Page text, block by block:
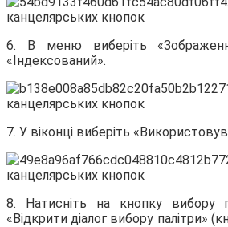
6. В меню виберіть
«Індексований».
7. У віконці виберіть
8. Натисніть на кнопку вибору
«Відкрити діалог вибору палітри»